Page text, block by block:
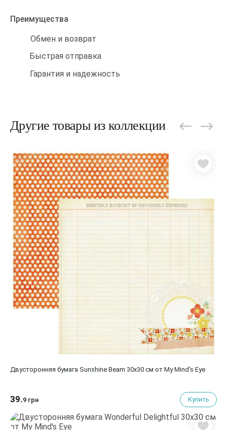
Преимущества
Обмен и возврат
Быстрая отправка
Гарантия и надежность
Другие товары из коллекции
Двусторонняя бумага Sunshine Beam 30x30 см от My Mind's Eye
39.9 грн Купить